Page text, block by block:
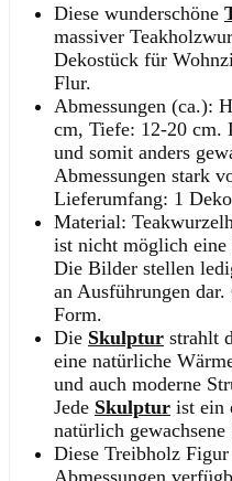
Diese wunderschöne
massiver
Dekostück für
Flur.
Abmessungen (ca.):
cm, Tiefe: 12-20 cm.
und somit anders
Abmessungen stark
Lieferumfang: 1 Deko
Material:
ist nicht möglich eine
Die Bilder stellen
an Ausführungen
Form.
Die Skulptur strahlt
eine natürliche
und auch moderne
Jede Skulptur ist ein
natürlich
Diese Treibholz
Abmessungen